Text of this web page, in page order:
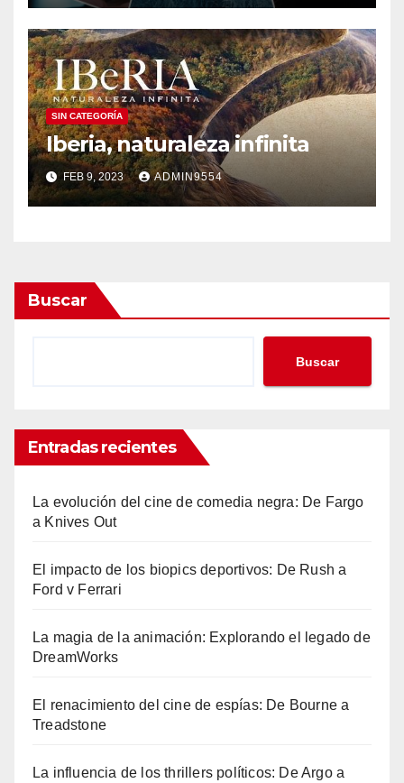
SIN CATEGORÍA
Iberia, naturaleza infinita
FEB 9, 2023 ADMIN9554
Buscar
Buscar
Entradas recientes
La evolución del cine de comedia negra: De Fargo
a Knives Out
El impacto de los biopics deportivos: De Rush a
Ford v Ferrari
La magia de la animación: Explorando el legado de
DreamWorks
El renacimiento del cine de espías: De Bourne a
Treadstone
La influencia de los thrillers políticos: De Argo a